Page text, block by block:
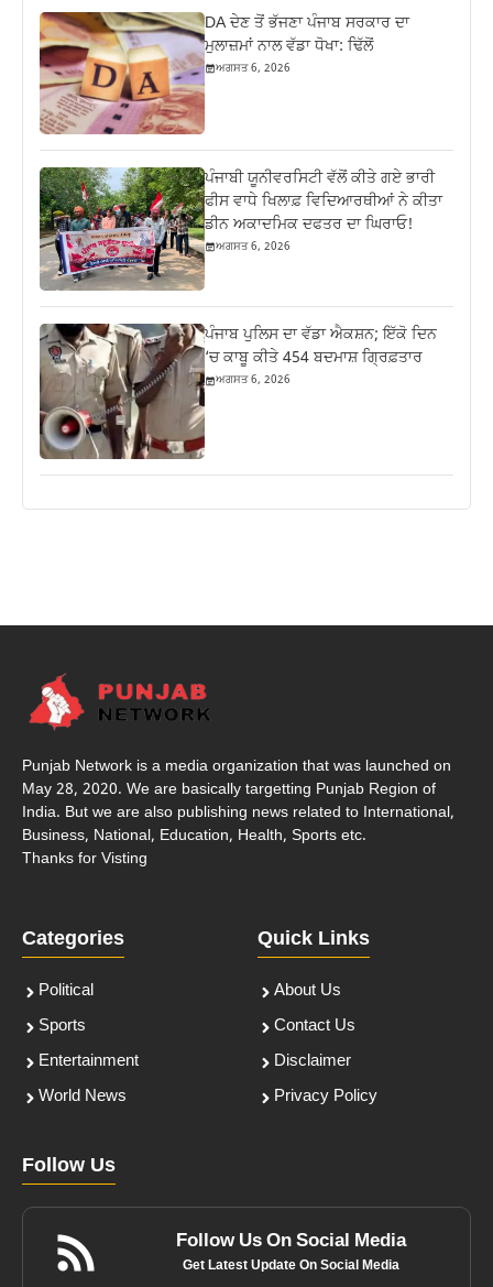
DA ਦੇਣ‌ ਤੋਂ ਭੱਜਣਾ ਪੰਜਾਬ ਸਰਕਾਰ ਦਾ
ਮੁਲਾਜ਼ਮਾਂ ਨਾਲ ਵੱਡਾ ਧੋਖਾ: ਢਿੱਲੋਂ
ਅਗਸਤ 6, 2026
ਪੰਜਾਬੀ ਯੂਨੀਵਰਸਿਟੀ ਵੱਲੋਂ ਕੀਤੇ ਗਏ ਭਾਰੀ
ਫੀਸ ਵਾਧੇ ਖਿਲਾਫ਼ ਵਿਦਿਆਰਥੀਆਂ ਨੇ ਕੀਤਾ
ਡੀਨ ਅਕਾਦਮਿਕ ਦਫਤਰ ਦਾ ਘਿਰਾਓ!
ਅਗਸਤ 6, 2026
ਪੰਜਾਬ ਪੁਲਿਸ ਦਾ ਵੱਡਾ ਐਕਸ਼ਨ; ਇੱਕੋ ਦਿਨ
‘ਚ ਕਾਬੂ ਕੀਤੇ 454 ਬਦਮਾਸ਼ ਗ੍ਰਿਫ਼ਤਾਰ
ਅਗਸਤ 6, 2026
Punjab Network is a media organization that was launched on
May 28, 2020. We are basically targetting Punjab Region of
India. But we are also publishing news related to International,
Business, National, Education, Health, Sports etc.
Thanks for Visting
Categories
Political
Sports
Entertainment
World News
Quick Links
About Us
Contact Us
Disclaimer
Privacy Policy
Follow Us
Follow Us On Social Media
Get Latest Update On Social Media